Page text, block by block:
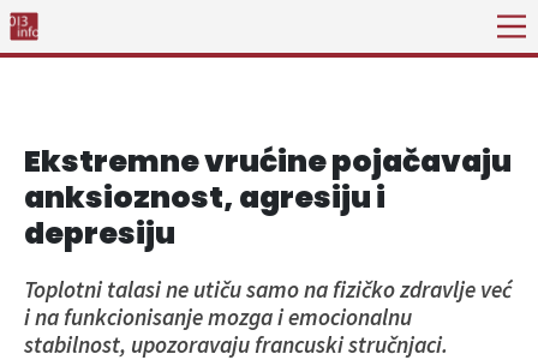
Ekstremne vrućine pojačavaju
anksioznost, agresiju i
depresiju
Toplotni talasi ne utiču samo na fizičko zdravlje već
i na funkcionisanje mozga i emocionalnu
stabilnost, upozoravaju francuski stručnjaci.